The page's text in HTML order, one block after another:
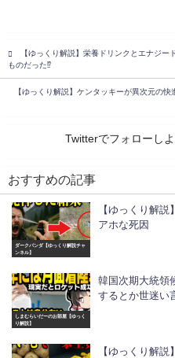
【ゆっくり解説】栄養ドリンクとエナジ
ものだった⁉︎
【ゆっくり解説】ケンタッキーが異次元の
Twitterでフォローしよ
おすすめの記事
ダークパンダ【ゆっくり解説チャ
ンネル】
【ゆっくり解
アホな死因
しまむらいだーのお部屋【ゆっく
り解説】
韓国次期大統領
するとか世迷い
【ゆっくり解